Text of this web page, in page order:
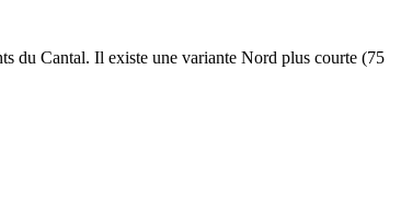
du Cantal. Il existe une variante Nord plus courte (75